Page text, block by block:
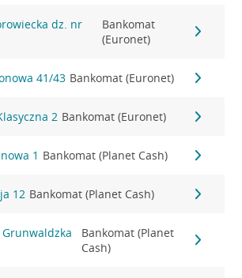
dz. nr
Bankomat
(Euronet)
41/43 Bankomat (Euronet)
2 Bankomat (Euronet)
1 Bankomat (Planet Cash)
12 Bankomat (Planet Cash)
Bankomat (Planet
Cash)